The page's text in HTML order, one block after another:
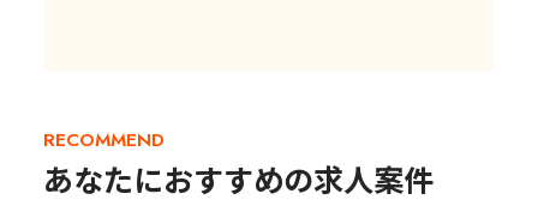
RECOMMEND
あなたにおすすめの求人案件